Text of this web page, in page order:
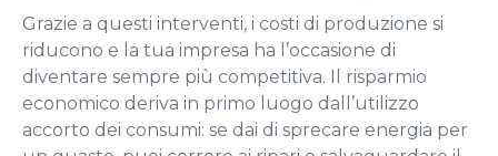
Grazie a questi interventi, i costi di produzione si
riducono e la tua impresa ha l’occasione di
diventare sempre più competitiva. Il risparmio
economico deriva in primo luogo dall’utilizzo
accorto dei consumi: se dai di sprecare energia per